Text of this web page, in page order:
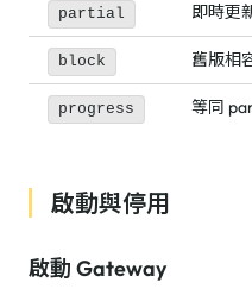
partial 即時更
block 舊版相
progress 等同
啟動與停用
啟動 Gateway